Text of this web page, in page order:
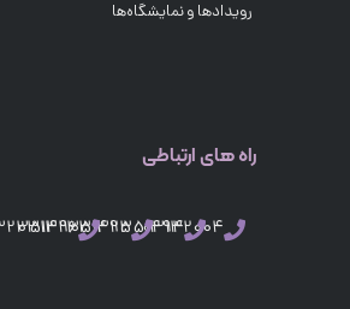
رویدادها و نمایشگاه‌ها
راه های ارتباطی
03132004
03132351494
03132351495
03132351496